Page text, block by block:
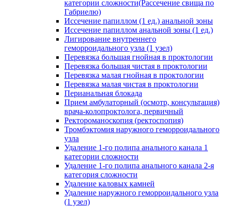
категории сложности(Рассечение свища по
Габриелю)
Иссечение папиллом (1 ед.) анальной зоны
Иссечение папиллом анальной зоны (1 ед.)
Лигирование внутреннего
геморроидального узла (1 узел)
Перевязка большая гнойная в проктологии
Перевязка большая чистая в проктологии
Перевязка малая гнойная в проктологии
Перевязка малая чистая в проктологии
Перианальная блокада
Прием амбулаторный (осмотр, консультация)
врача-колопроктолога, первичный
Ректороманоскопия (ректоспопия)
Тромбэктомия наружного геморроидального
узла
Удаление 1-го полипа анального канала 1
категории сложности
Удаление 1-го полипа анального канала 2-я
категория сложности
Удаление каловых камней
Удаление наружного геморроидального узла
(1 узел)